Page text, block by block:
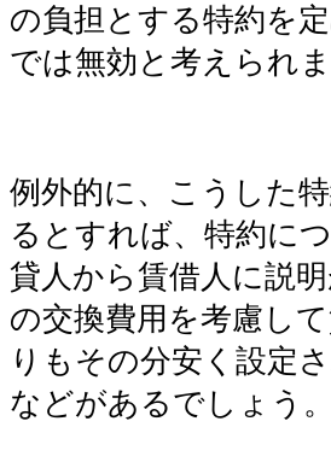
の負担とする特約を
では無効と考えられま
例外的に、こうした
るとすれば、特約に
貸人から賃借人に説
の交換費用を考慮し
りもその分安く設定
などがあるでしょう。